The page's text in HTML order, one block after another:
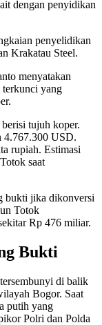
dengan penyidikan
penyelidikan
Krakatau Steel.
menyatakan
terkunci yang
tujuh koper.
4.767.300 USD.
rupiah. Estimasi
saat
bukti jika dikonversi
Totok
Rp 476 miliar.
Bukti
di balik
Bogor. Saat
putih yang
Polri dan Polda